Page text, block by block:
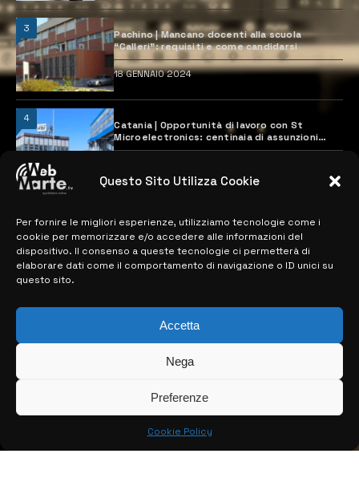
Questo Sito Utilizza Cookie
Per fornire le migliori esperienze, utilizziamo tecnologie come i
cookie per memorizzare e/o accedere alle informazioni del
dispositivo. Il consenso a queste tecnologie ci permetterà di
elaborare dati come il comportamento di navigazione o ID unici su
questo sito.
Accetta
Nega
Preferenze
Cookie Policy
3
Pachino | Mancano docenti alla scuola
“Calleri”: requisiti e come candidarsi
18 GENNAIO 2024
4
Catania | Opportunità di lavoro con St
Microelectronics: centinaia di assunzioni
previste
MAPPA DEL SITO
> NOTIZIE